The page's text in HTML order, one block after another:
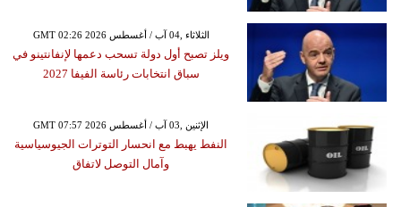
GMT 02:26 2026 الثلاثاء ,04 آب / أغسطس
ويلز تصبح أول دولة تسحب دعمها لإنفانتينو في
سباق انتخابات رئاسة الفيفا 2027
GMT 07:57 2026 الإثنين ,03 آب / أغسطس
النفط يهبط مع انحسار التوترات الجيوسياسية
وآمال التوصل لاتفاق